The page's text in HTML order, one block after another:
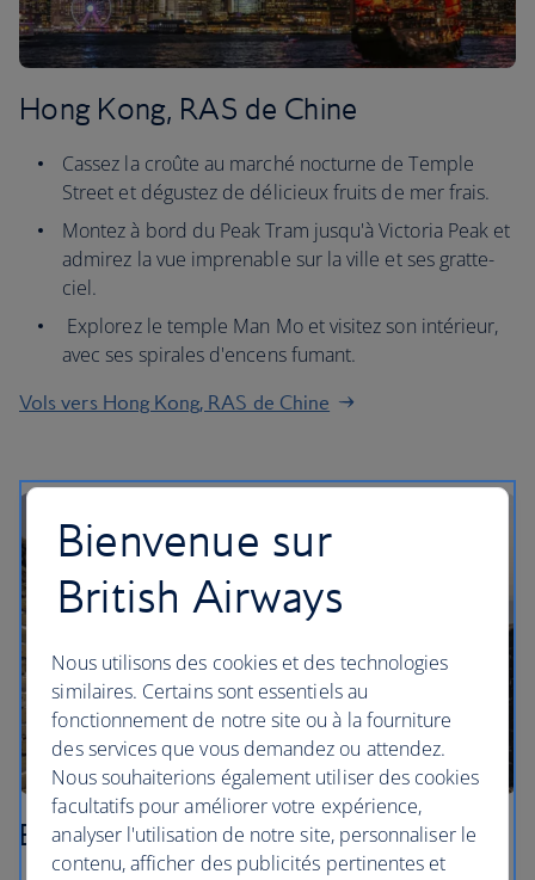
Hong Kong, RAS de Chine
Cassez la croûte au marché nocturne de Temple
Street et dégustez de délicieux fruits de mer frais.
Montez à bord du Peak Tram jusqu'à Victoria Peak et
admirez la vue imprenable sur la ville et ses gratte-
ciel.
Explorez le temple Man Mo et visitez son intérieur,
avec ses spirales d'encens fumant.
Vols vers Hong Kong, RAS de Chine
Beijing (Pékin)
Bienvenue sur
British Airways
Nous utilisons des cookies et des technologies
similaires. Certains sont essentiels au
fonctionnement de notre site ou à la fourniture
des services que vous demandez ou attendez.
Nous souhaiterions également utiliser des cookies
facultatifs pour améliorer votre expérience,
analyser l'utilisation de notre site, personnaliser le
contenu, afficher des publicités pertinentes et